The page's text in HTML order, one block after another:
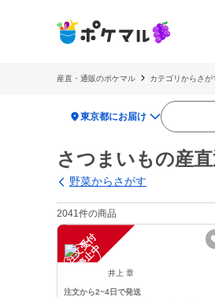
産直・通販のポケマル カテゴリからさが
location_on東京都にお届け
さつまいもの産
野菜からさがす
2041件の商品
注
文
受
付
停
止
中
井上 章
注文から2~4日で発送